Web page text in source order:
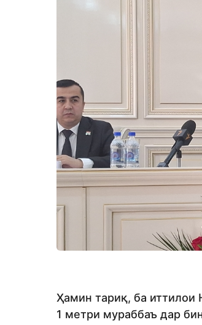
Ҳамин тариқ, ба иттилои
1 метри мураббаъ дар